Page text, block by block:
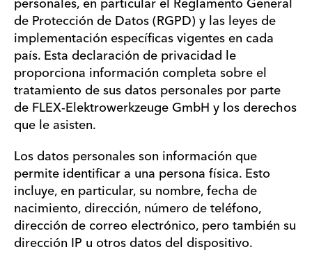
de Protección de Datos (RGPD) y las leyes de
implementación específicas vigentes en cada
país. Esta declaración de privacidad le
proporciona información completa sobre el
tratamiento de sus datos personales por parte
de FLEX-Elektrowerkzeuge GmbH y los derechos
que le asisten.
Los datos personales son información que
permite identificar a una persona física. Esto
incluye, en particular, su nombre, fecha de
nacimiento, dirección, número de teléfono,
dirección de correo electrónico, pero también su
dirección IP u otros datos del dispositivo.